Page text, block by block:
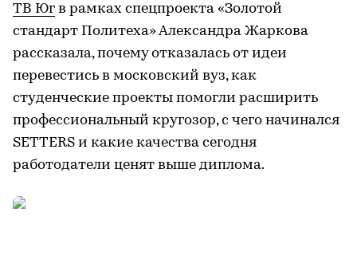
ТВ Юг в рамках спецпроекта «Золотой
стандарт Политеха» Александра Жаркова
рассказала, почему отказалась от идеи
перевестись в московский вуз, как
студенческие проекты помогли расширить
профессиональный кругозор, с чего начинался
SETTERS и какие качества сегодня
работодатели ценят выше диплома.